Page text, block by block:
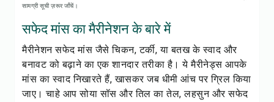
शेयर करें
रिपोर्ट करें
सामग्री सूची ज़रूर जाँचें।
सफेद मांस का मैरीनेशन के बारे में
मैरीनेशन सफेद मांस जैसे चिकन, टर्की, या बतख के स्वाद और
बनावट को बढ़ाने का एक शानदार तरीका है। ये मैरीनेड्स आपके
मांस का स्वाद निखारते हैं, खासकर जब धीमी आंच पर ग्रिल किया
जाए। चाहे आप सोया सॉस और तिल का तेल, लहसुन और सफेद